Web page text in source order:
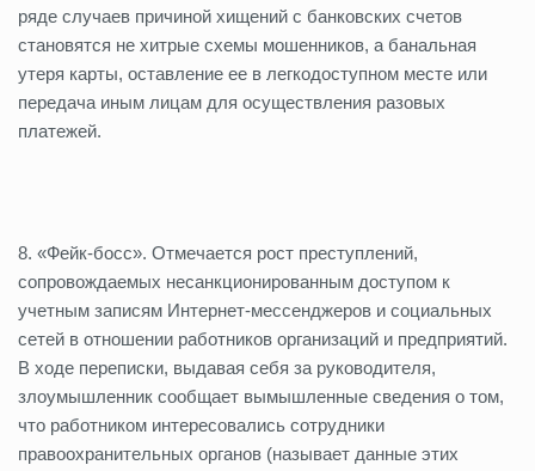
ряде случаев причиной хищений с банковских счетов
становятся не хитрые схемы мошенников, а банальная
утеря карты, оставление ее в легкодоступном месте или
передача иным лицам для осуществления разовых
платежей.
8. «Фейк-босс». Отмечается рост преступлений,
сопровождаемых несанкционированным доступом к
учетным записям Интернет-мессенджеров и социальных
сетей в отношении работников организаций и предприятий.
В ходе переписки, выдавая себя за руководителя,
злоумышленник сообщает вымышленные сведения о том,
что работником интересовались сотрудники
правоохранительных органов (называет данные этих